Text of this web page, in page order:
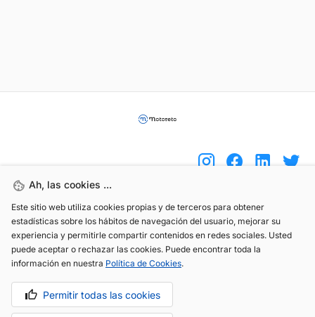
Ah, las cookies ...
Este sitio web utiliza cookies propias y de terceros para obtener
estadísticas sobre los hábitos de navegación del usuario, mejorar su
experiencia y permitirle compartir contenidos en redes sociales. Usted
puede aceptar o rechazar las cookies. Puede encontrar toda la
información en nuestra Política de Cookies.
Permitir todas las cookies
(+34) 744 408 070
info@motoreto.com
Aviso legal Política de cookies